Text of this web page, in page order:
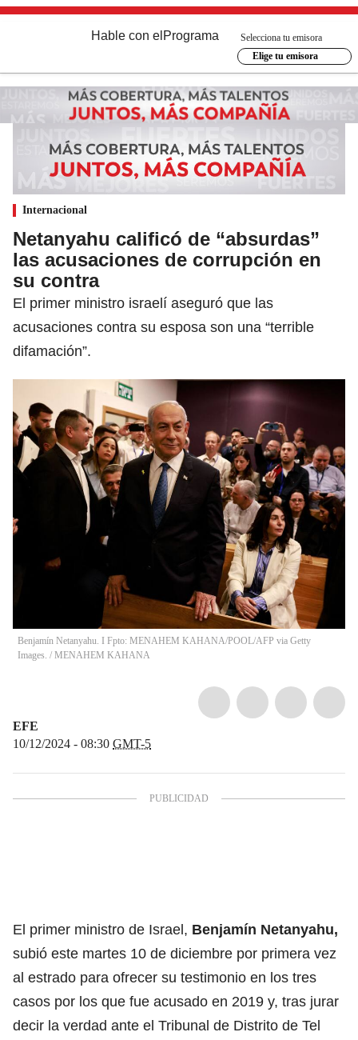
Hable con el Programa
Selecciona tu emisora
Elige tu emisora
Internacional
Netanyahu calificó de “absurdas”
las acusaciones de corrupción en
su contra
El primer ministro israelí aseguró que las
acusaciones contra su esposa son una “terrible
difamación”.
Benjamín Netanyahu. I Fpto: MENAHEM KAHANA/POOL/AFP via Getty
Images. / MENAHEM KAHANA
EFE
10/12/2024 - 08:30 GMT-5
El primer ministro de Israel, Benjamín Netanyahu,
subió este martes 10 de diciembre por primera vez
al estrado para ofrecer su testimonio en los tres
casos por los que fue acusado en 2019 y, tras jurar
decir la verdad ante el Tribunal de Distrito de Tel